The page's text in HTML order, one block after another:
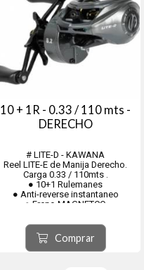
10 + 1R - 0.33 / 110 mts -
DERECHO
# LITE-D - KAWANA
Reel LITE-E de Manija Derecho.
Carga 0.33 / 110mts .
● 10+1 Rulemanes
● Anti-reverse instantaneo
● Freno MAGNETCO
bronce
● Devanador
● Recuperación 8,2:1
● Carrete Aluminio
Comprar